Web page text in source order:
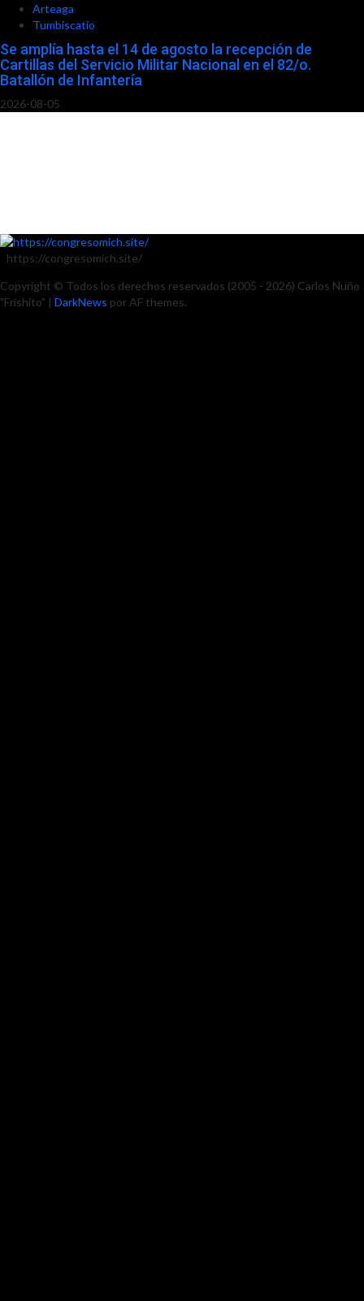
Arteaga
Tumbiscatio
Se amplía hasta el 14 de agosto la recepción de
Cartillas del Servicio Militar Nacional en el 82/o.
Batallón de Infantería
2026-08-05
https://congresomich.site/
Copyright © Todos los derechos reservados (2005 - 2026) Carlos Nuño
"Frishito" | DarkNews por AF themes.